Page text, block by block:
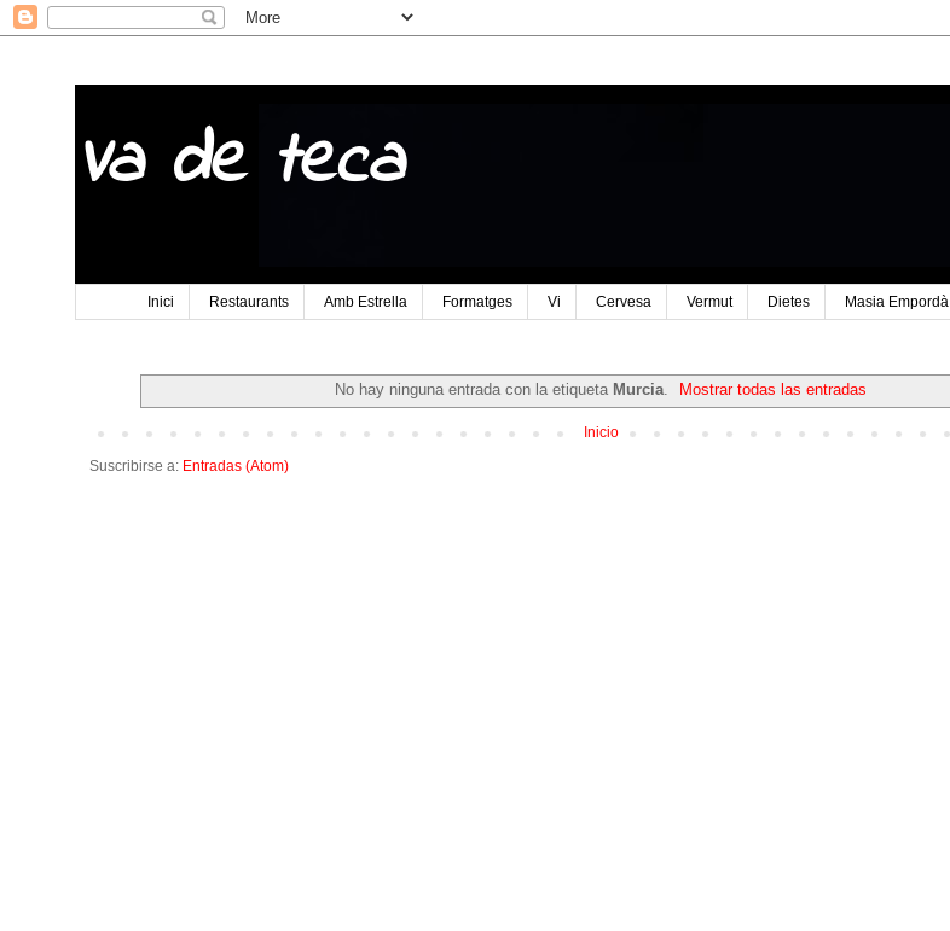
Va de teca
Inici Restaurants Amb Estrella Formatges Vi Cervesa Vermut Dietes Masia Empordà
No hay ninguna entrada con la etiqueta Murcia. Mostrar todas las entradas
Inicio
Suscribirse a: Entradas (Atom)